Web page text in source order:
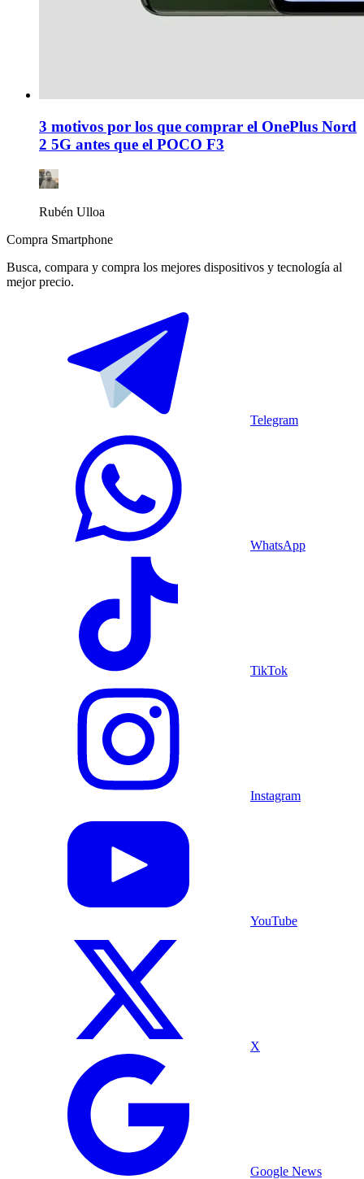
3 motivos por los que comprar el OnePlus Nord
2 5G antes que el POCO F3
Rubén Ulloa
Compra Smartphone
Busca, compara y compra los mejores dispositivos y tecnología al
mejor precio.
Telegram
WhatsApp
TikTok
Instagram
YouTube
X
Google News